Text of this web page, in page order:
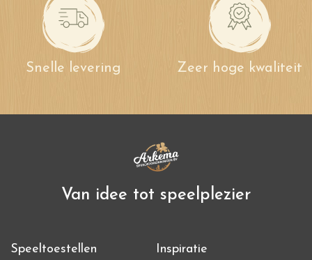
Snelle levering Zeer hoge kwaliteit
Van idee tot speelplezier
Speeltoestellen
Inspiratie